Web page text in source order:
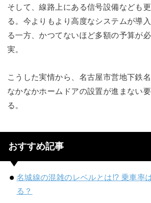
そして、線路上にある信号設備なども
る。今よりもより高度なシステムが導
る一方、かつてないほど多額の予算が
実。
こうした実情から、名古屋市営地下鉄
なかなかホームドアの設置が進まない
る。
おすすめ記事
名城線の混雑のレベルとは!? 乗車率
る？